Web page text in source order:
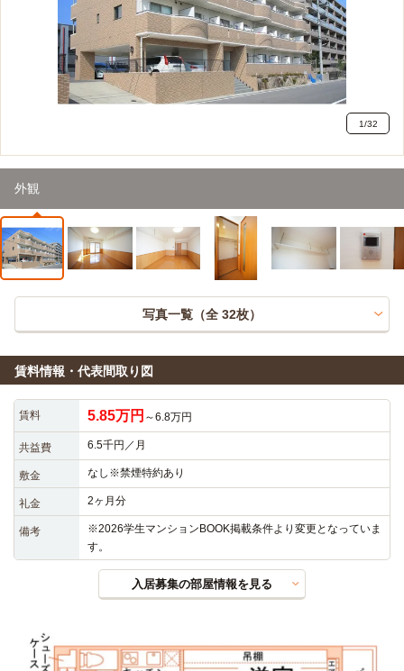
外観
1/32
写真一覧（全 32枚）
賃料情報・代表間取り図
賃料 5.85万円 ～6.8万円
共益費 6.5千円／月
敷金 なし※禁煙特約あり
礼金 2ヶ月分
備考
※2026学生マンションBOOK掲載条件より変更となっていま
す。
入居募集の部屋情報を見る